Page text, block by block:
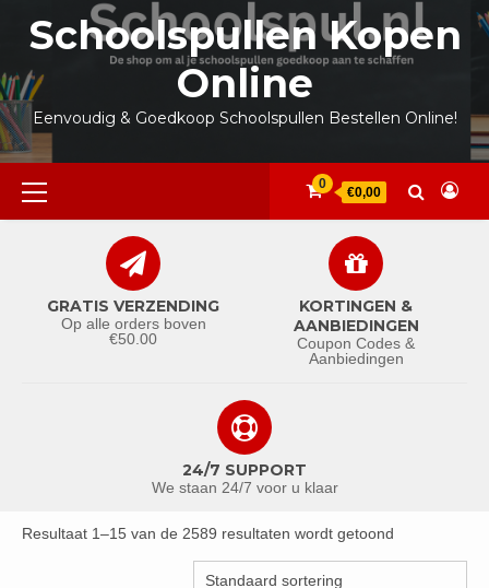
inhoud
Schoolspullen Kopen
Online
Eenvoudig & Goedkoop Schoolspullen Bestellen Online!
Primair
menu
0
€0,00
GRATIS VERZENDING
Op alle orders boven
€50.00
KORTINGEN &
AANBIEDINGEN
Coupon Codes &
Aanbiedingen
24/7 SUPPORT
We staan 24/7 voor u klaar
Resultaat 1–15 van de 2589 resultaten wordt getoond